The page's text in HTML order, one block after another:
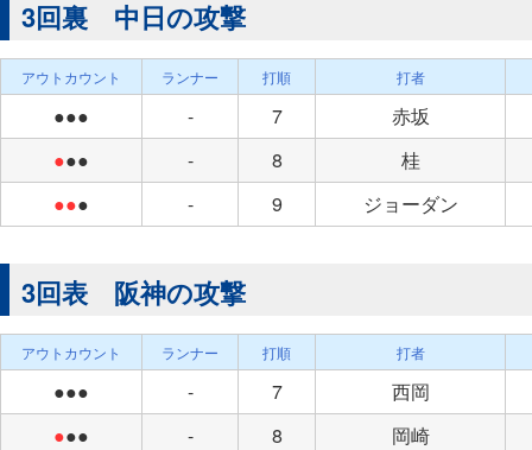
3回裏 中日の攻撃
アウトカウント ランナー 打順 打者
●●● - 7
赤坂
●●● - 8
桂
●●● - 9 ジョーダン
3回表 阪神の攻撃
アウトカウント ランナー 打順 打者
●●● - 7
西岡
●●● - 8
岡崎